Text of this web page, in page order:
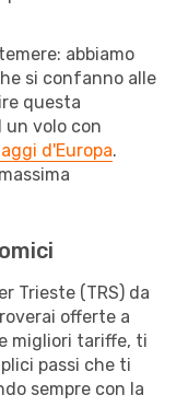
abbiamo
si confanno alle
questa
un volo con
d'Europa.
Trieste (TRS) da
offerte a
migliori tariffe, ti
passi che ti
sempre con la